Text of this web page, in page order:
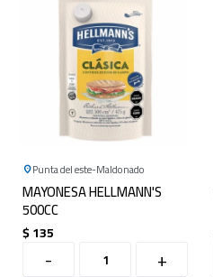
Punta del este Maldonado
MAYONESA HELLMANN'S
500CC
$135
- +